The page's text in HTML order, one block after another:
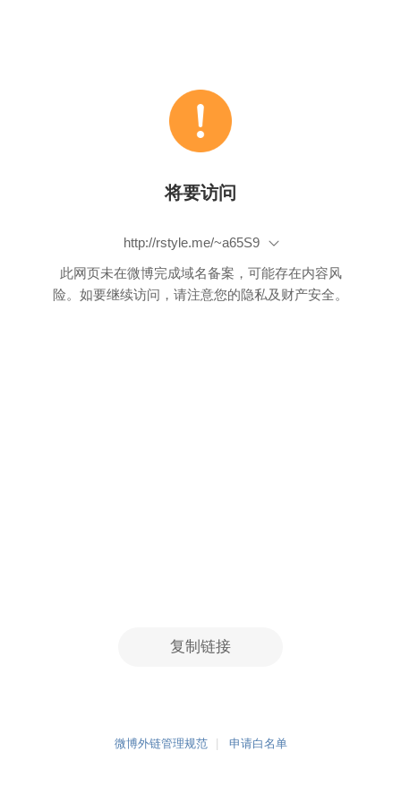
将要访问
http://rstyle.me/~a65S9
此网页未在微博完成域名备案，可能存在内容风
险。如要继续访问，请注意您的隐私及财产安全。
复制链接
微博外链管理规范 申请白名单